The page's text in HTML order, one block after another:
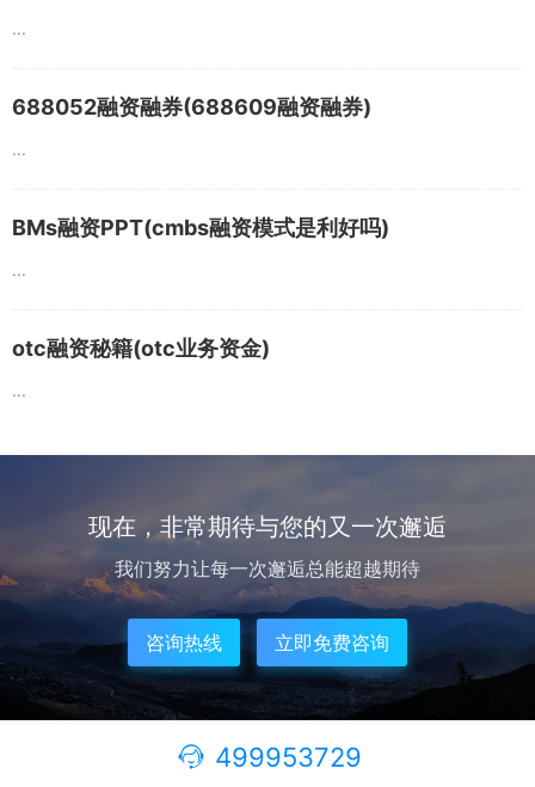
...
688052融资融券(688609融资融券)
...
BMs融资PPT(cmbs融资模式是利好吗)
...
otc融资秘籍(otc业务资金)
...
现在，非常期待与您的又一次邂逅
我们努力让每一次邂逅总能超越期待
咨询热线 立即免费咨询
499953729